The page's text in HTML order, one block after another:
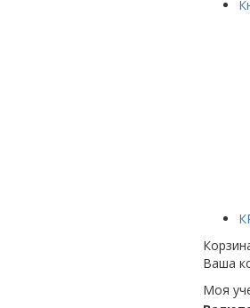
Ваша
Моя